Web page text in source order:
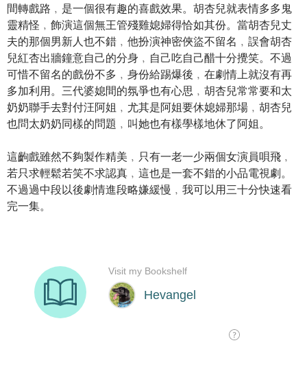
間轉戲路﹐是一個很有趣的喜戲效果。胡杏兒就表情多多鬼
靈精怪﹐飾演這個無王管殘雞媳婦得恰如其份。當胡杏兒丈
夫的那個男新人也不錯﹐他扮演神密俠盜不留名﹐誤會胡杏
兒紅杏出牆鐘意自己的分身﹐自己吃自己醋十分攪笑。不過
可惜不留名的戲份不多﹐身份給踢爆後﹐在劇情上就沒有再
多加利用。三代婆媳間的氛爭也有心思﹐胡杏兒常常要和太
奶奶聯手去對付汪阿姐﹐尤其是阿姐要休媳婦那場﹐胡杏兒
也問太奶奶同樣的問題﹐叫她也有樣學樣地休了阿姐。
這齣戲雖然不夠製作精美﹐只有一老一少兩個女演員唄飛﹐
若只求輕鬆若笑不求認真﹐這也是一套不錯的小品電視劇。
不過過中段以後劇情進段略嫌緩慢﹐我可以用三十分快速看
完一集。